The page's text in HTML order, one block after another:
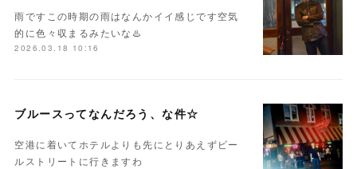
雨ですこの時期の雨はなんかイイ感じです空気
的に色々収まるみたいな♨️
2026.03.18 10:16
ブルースってなんだろう、な件☆
空港に着いてホテルよりも先にとりあえずビー
ルストリートに行きますわ